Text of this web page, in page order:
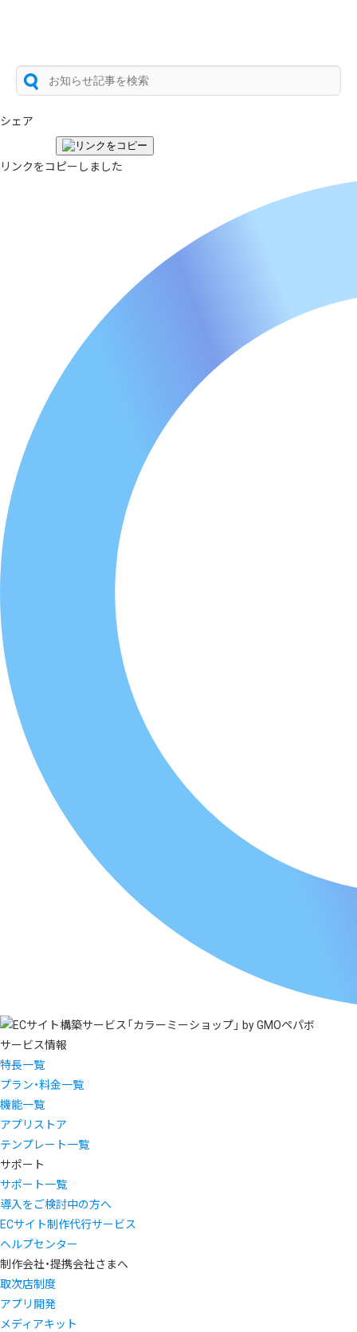
シェア
リンクをコピーしました
サービス情報
特長一覧
プラン・料金一覧
機能一覧
アプリストア
テンプレート一覧
サポート
サポート一覧
導入をご検討中の方へ
ECサイト制作代行サービス
ヘルプセンター
制作会社・提携会社さまへ
取次店制度
アプリ開発
メディアキット